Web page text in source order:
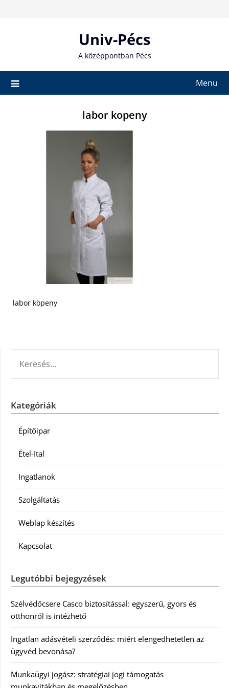
Univ-Pécs
A középpontban Pécs
Menu
labor kopeny
labor köpeny
Kategóriák
Építőipar
Étel-Ital
Ingatlanok
Szolgáltatás
Weblap készítés
Kapcsolat
Legutóbbi bejegyzések
Szélvédőcsere Casco biztosítással: egyszerű, gyors és
otthonról is intézhető
Ingatlan adásvételi szerződés: miért elengedhetetlen az
ügyvéd bevonása?
Munkaügyi jogász: stratégiai jogi támogatás